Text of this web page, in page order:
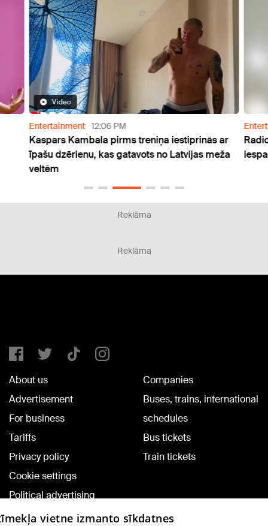
Video
Entertainment 12:06 PM
Kaspars Kambala pirms treniņa iestiprinās ar
īpašu dzērienu, kas gatavots no Latvijas meža
veltēm
Reklāma
Reklāma
About us
Advertisement
For business
Tariffs
Privacy policy
Cookie settings
Political advertising
Cookie policy
Companies
Buses, trains, international
schedules
Bus tickets
Train tickets
vietne izmanto sīkdatnes